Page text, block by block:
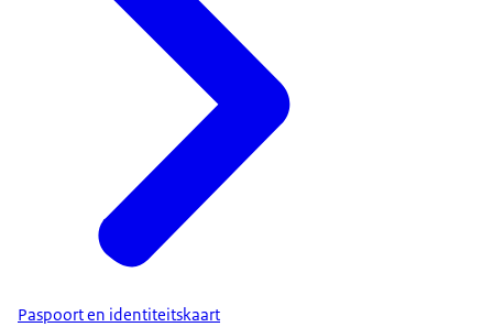
Paspoort en identiteitskaart